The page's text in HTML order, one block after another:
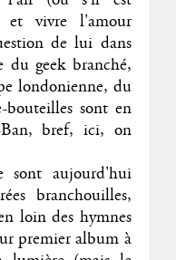
et vivre l'amour
de lui dans
geek branché,
londonienne, du
bouteilles sont en
bref, ici, on
sont aujourd'hui
branchouilles,
loin des hymnes
premier album à